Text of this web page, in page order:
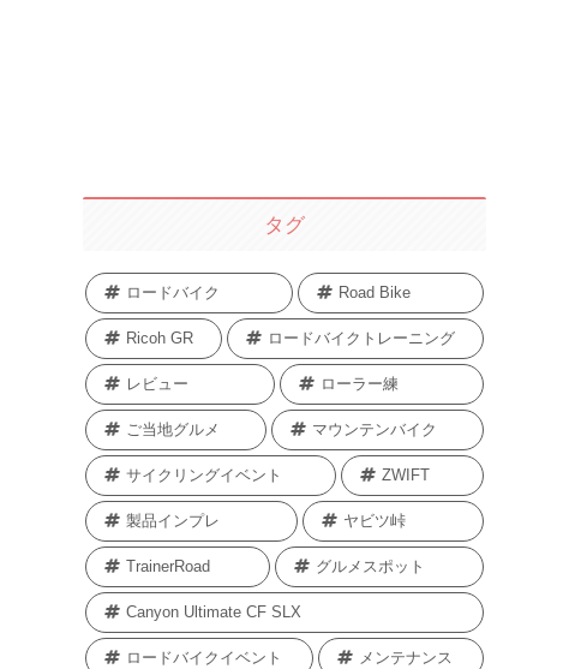
タグ
ロードバイク Road Bike
Ricoh GR ロードバイクトレーニング
レビュー ローラー練
ご当地グルメ マウンテンバイク
サイクリングイベント ZWIFT
製品インプレ ヤビツ峠
TrainerRoad グルメスポット
Canyon Ultimate CF SLX
ロードバイクイベント メンテナンス